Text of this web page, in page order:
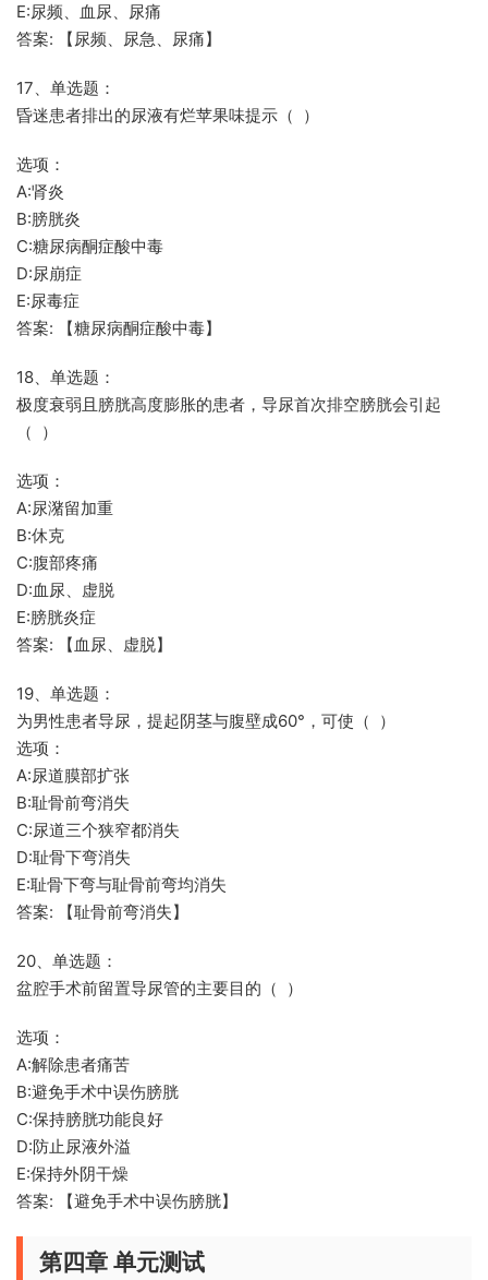
E:尿频、血尿、尿痛
答案: 【尿频、尿急、尿痛】
17、单选题：
昏迷患者排出的尿液有烂苹果味提示（ ）
选项：
A:肾炎
B:膀胱炎
C:糖尿病酮症酸中毒
D:尿崩症
E:尿毒症
答案: 【糖尿病酮症酸中毒】
18、单选题：
极度衰弱且膀胱高度膨胀的患者，导尿首次排空膀胱会引起
（ ）
选项：
A:尿潴留加重
B:休克
C:腹部疼痛
D:血尿、虚脱
E:膀胱炎症
答案: 【血尿、虚脱】
19、单选题：
为男性患者导尿，提起阴茎与腹壁成60°，可使（ ）
选项：
A:尿道膜部扩张
B:耻骨前弯消失
C:尿道三个狭窄都消失
D:耻骨下弯消失
E:耻骨下弯与耻骨前弯均消失
答案: 【耻骨前弯消失】
20、单选题：
盆腔手术前留置导尿管的主要目的（ ）
选项：
A:解除患者痛苦
B:避免手术中误伤膀胱
C:保持膀胱功能良好
D:防止尿液外溢
E:保持外阴干燥
答案: 【避免手术中误伤膀胱】
第四章 单元测试